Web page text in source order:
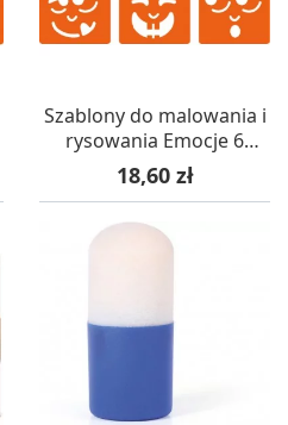
Szablony do malowania i
rysowania Emocje 6
sztuk, Graine Creative
Cena
18,60 zł